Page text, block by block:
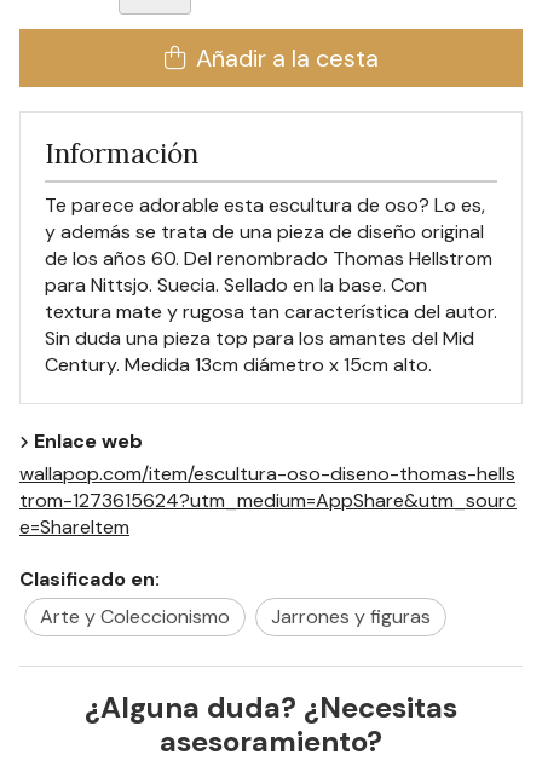
Añadir a la cesta
Información
Te parece adorable esta escultura de oso? Lo es,
y además se trata de una pieza de diseño original
de los años 60. Del renombrado Thomas Hellstrom
para Nittsjo. Suecia. Sellado en la base. Con
textura mate y rugosa tan característica del autor.
Sin duda una pieza top para los amantes del Mid
Century. Medida 13cm diámetro x 15cm alto.
Enlace web
wallapop.com/item/escultura-oso-diseno-thomas-hells
trom-1273615624?utm_medium=AppShare&utm_sourc
e=ShareItem
Clasificado en:
Arte y Coleccionismo
Jarrones y figuras
¿Alguna duda? ¿Necesitas
asesoramiento?